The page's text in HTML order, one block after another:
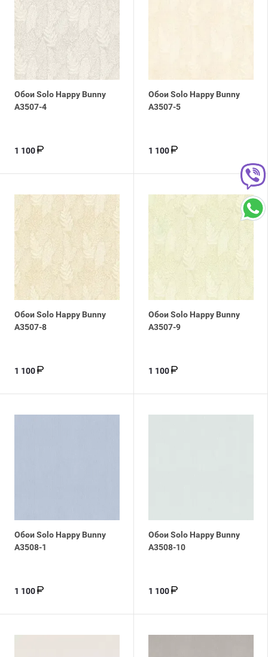
Обои Solo Happy Bunny
A3507-4
1 100
Обои Solo Happy Bunny
A3507-5
1 100
Обои Solo Happy Bunny
A3507-8
1 100
Обои Solo Happy Bunny
A3507-9
1 100
Обои Solo Happy Bunny
A3508-1
1 100
Обои Solo Happy Bunny
A3508-10
1 100